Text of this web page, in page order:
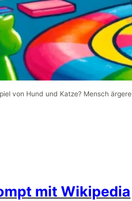
von Hund und Katze? Mensch
mit Wikipedia